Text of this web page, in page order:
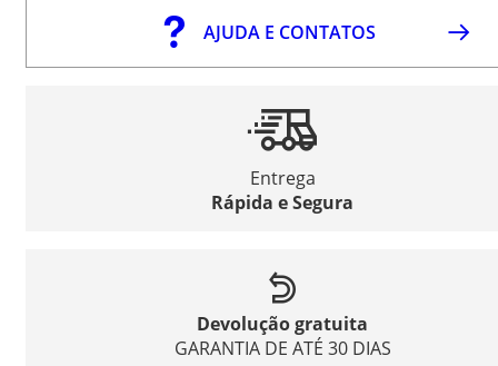
AJUDA E CONTATOS
Entrega
Rápida e Segura
Devolução gratuita
GARANTIA DE ATÉ 30 DIAS